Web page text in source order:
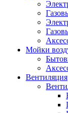
Мойки
Вентиляция